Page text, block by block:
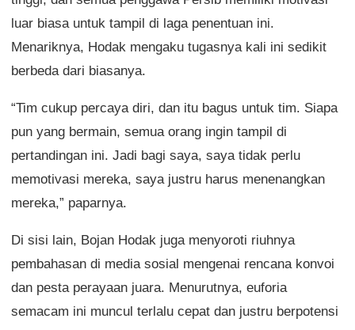
luar biasa untuk tampil di laga penentuan ini.
Menariknya, Hodak mengaku tugasnya kali ini sedikit
berbeda dari biasanya.
“Tim cukup percaya diri, dan itu bagus untuk tim. Siapa
pun yang bermain, semua orang ingin tampil di
pertandingan ini. Jadi bagi saya, saya tidak perlu
memotivasi mereka, saya justru harus menenangkan
mereka,” paparnya.
Di sisi lain, Bojan Hodak juga menyoroti riuhnya
pembahasan di media sosial mengenai rencana konvoi
dan pesta perayaan juara. Menurutnya, euforia
semacam ini muncul terlalu cepat dan justru berpotensi